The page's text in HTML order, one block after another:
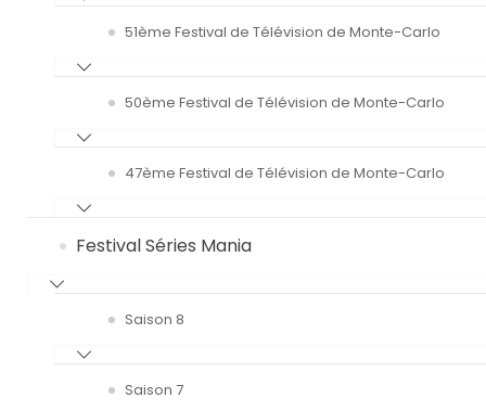
51ème Festival de Télévision de Monte-Carlo
50ème Festival de Télévision de Monte-Carlo
47ème Festival de Télévision de Monte-Carlo
Festival Séries Mania
Saison 8
Saison 7